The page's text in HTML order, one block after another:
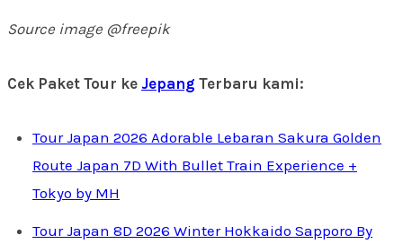
Source image @freepik
Cek Paket Tour ke Jepang Terbaru kami:
Tour Japan 2026 Adorable Lebaran Sakura Golden
Route Japan 7D With Bullet Train Experience +
Tokyo by MH
Tour Japan 8D 2026 Winter Hokkaido Sapporo By